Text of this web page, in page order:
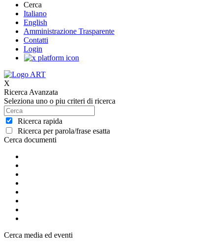
Cerca
Italiano
English
Amministrazione Trasparente
Contatti
Login
X
Ricerca Avanzata
Seleziona uno o piu criteri di ricerca
Ricerca rapida
Ricerca per parola/frase esatta
Cerca documenti
Cerca media ed eventi